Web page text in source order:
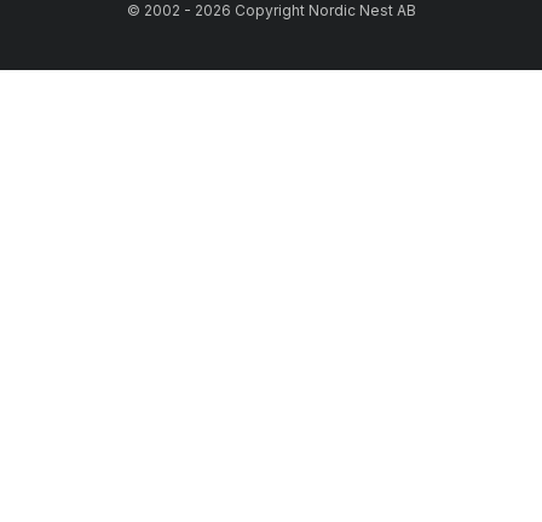
© 2002 - 2026 Copyright Nordic Nest AB